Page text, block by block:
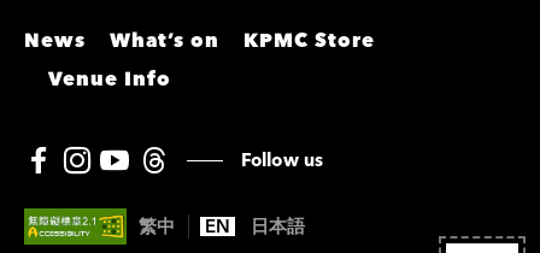
News What’s on
KPMC Store
Venue Info
Follow us
繁中 EN 日本語